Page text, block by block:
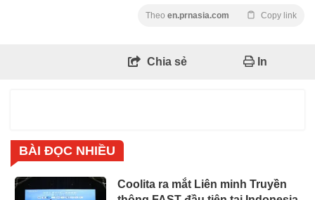
Theo en.prnasia.com Copy link
Chia sẻ In
BÀI ĐỌC NHIỀU
Coolita ra mắt Liên minh Truyền